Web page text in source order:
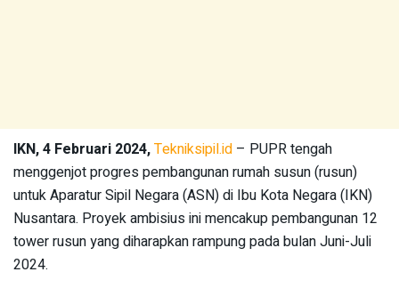
IKN, 4 Februari 2024,Tekniksipil.id – PUPR tengah
menggenjot progres pembangunan rumah susun (rusun)
untuk Aparatur Sipil Negara (ASN) di Ibu Kota Negara (IKN)
Nusantara. Proyek ambisius ini mencakup pembangunan 12
tower rusun yang diharapkan rampung pada bulan Juni-Juli
2024.